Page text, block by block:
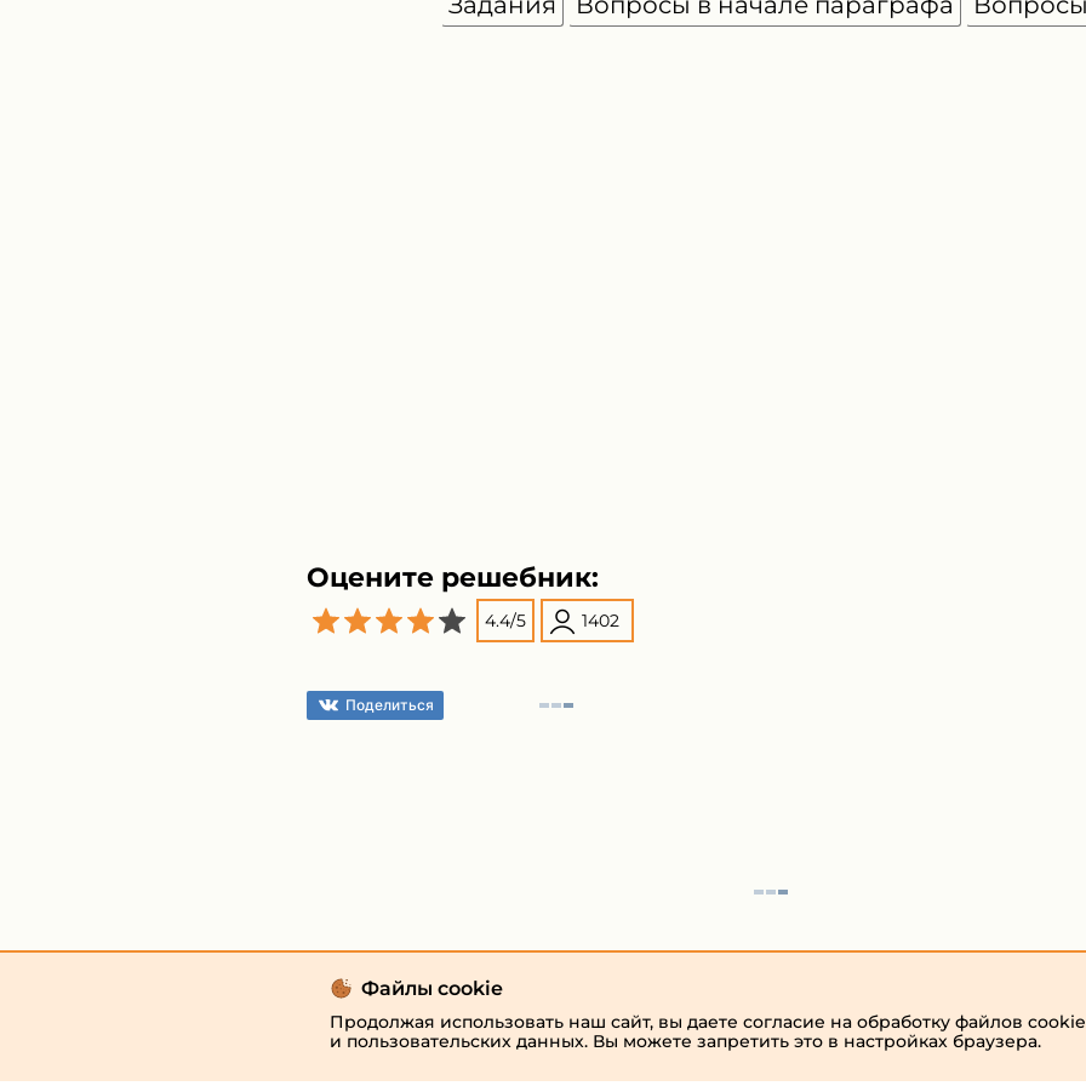
Оцените решебник:
4.4/5 1402
Поделиться
Файлы cookie
Продолжая использовать наш сайт, вы даете согласие на обработку файлов cookie
и пользовательских данных. Вы можете запретить это в настройках браузера.